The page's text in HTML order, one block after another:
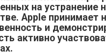
на устранение
Apple принимает
и
активно